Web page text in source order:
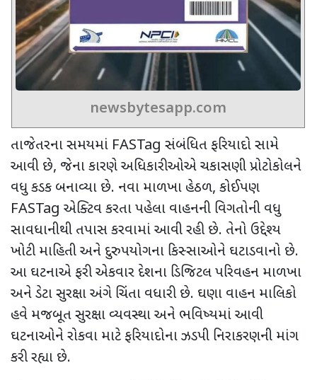
newsbytesapp.com
તાજેતરના સમયમાં FASTag સંબંધિત ફરિયાદો સામે
આવી છે, જેના કારણે અધિકારીઓએ ચકાસણી પ્રોટોકોલને
વધુ કડક બનાવ્યા છે. નવા માળખા હેઠળ, કોઈપણ
FASTag એક્ટિવ કરતા પહેલા વાહનની વિગતોની વધુ
સાવધાનીથી તપાસ કરવામાં આવી રહી છે. તેનો ઉદ્દેશ્ય
ખોટી માહિતી અને દુરુપયોગના કિસ્સાઓને ઘટાડવાનો છે.
આ ઘટનાએ ફરી એકવાર દેશના ડિજિટલ પરિવહન માળખા
અને ડેટા સુરક્ષા અંગે ચિંતા વધારી છે. ઘણા વાહન માલિકો
હવે મજબૂત સુરક્ષા વ્યવસ્થા અને ભવિષ્યમાં આવી
ઘટનાઓને રોકવા માટે ફરિયાદોના ઝડપી નિરાકરણની માંગ
કરી રહ્યા છે.